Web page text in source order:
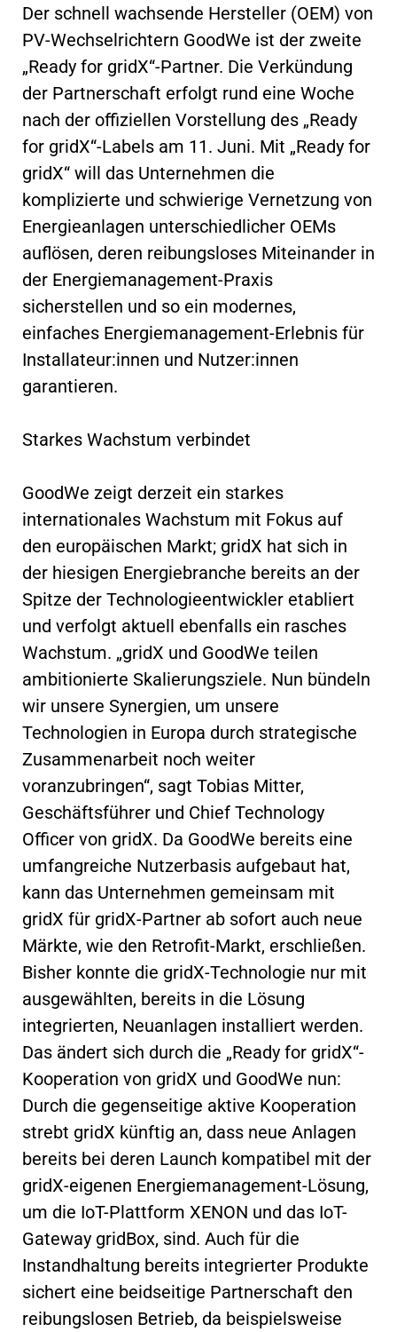
Der schnell wachsende Hersteller (OEM) von
PV-Wechselrichtern GoodWe ist der zweite
„Ready for gridX“-Partner. Die Verkündung
der Partnerschaft erfolgt rund eine Woche
nach der offiziellen Vorstellung des „Ready
for gridX“-Labels am 11. Juni. Mit „Ready for
gridX“ will das Unternehmen die
komplizierte und schwierige Vernetzung von
Energieanlagen unterschiedlicher OEMs
auflösen, deren reibungsloses Miteinander in
der Energiemanagement-Praxis
sicherstellen und so ein modernes,
einfaches Energiemanagement-Erlebnis für
Installateur:innen und Nutzer:innen
garantieren.
Starkes Wachstum verbindet
GoodWe zeigt derzeit ein starkes
internationales Wachstum mit Fokus auf
den europäischen Markt; gridX hat sich in
der hiesigen Energiebranche bereits an der
Spitze der Technologieentwickler etabliert
und verfolgt aktuell ebenfalls ein rasches
Wachstum. „gridX und GoodWe teilen
ambitionierte Skalierungsziele. Nun bündeln
wir unsere Synergien, um unsere
Technologien in Europa durch strategische
Zusammenarbeit noch weiter
voranzubringen“, sagt Tobias Mitter,
Geschäftsführer und Chief Technology
Officer von gridX. Da GoodWe bereits eine
umfangreiche Nutzerbasis aufgebaut hat,
kann das Unternehmen gemeinsam mit
gridX für gridX-Partner ab sofort auch neue
Märkte, wie den Retrofit-Markt, erschließen.
Bisher konnte die gridX-Technologie nur mit
ausgewählten, bereits in die Lösung
integrierten, Neuanlagen installiert werden.
Das ändert sich durch die „Ready for gridX“-
Kooperation von gridX und GoodWe nun:
Durch die gegenseitige aktive Kooperation
strebt gridX künftig an, dass neue Anlagen
bereits bei deren Launch kompatibel mit der
gridX-eigenen Energiemanagement-Lösung,
um die IoT-Plattform XENON und das IoT-
Gateway gridBox, sind. Auch für die
Instandhaltung bereits integrierter Produkte
sichert eine beidseitige Partnerschaft den
reibungslosen Betrieb, da beispielsweise